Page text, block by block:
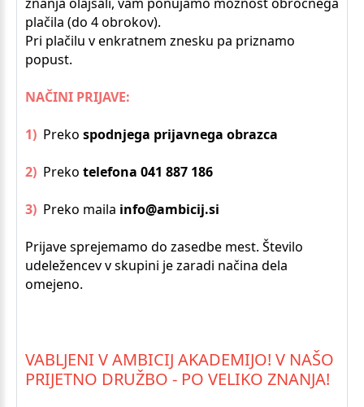
plačila (do 4 obrokov).
Pri plačilu v enkratnem znesku pa priznamo
popust.
NAČINI PRIJAVE:
1) Preko spodnjega prijavnega obrazca
2) Preko telefona 041 887 186
3) Preko maila info@ambicij.si
Prijave sprejemamo do zasedbe mest. Število
udeležencev v skupini je zaradi načina dela
omejeno.
VABLJENI VAMBICIJ AKADEMIJO! V NAŠO
PRIJETNO DRUŽBO - PO VELIKO ZNANJA!